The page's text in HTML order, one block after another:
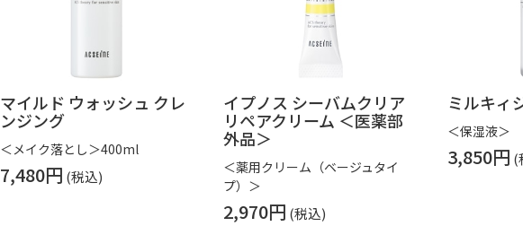
マイルド ウォッシュ クレ
ンジング
＜メイク落とし＞400ml
7,480円
イプノス シーバムクリア
リペアクリーム ＜医薬部
外品＞
＜薬用クリーム（ベージュタイ
プ）＞
2,970円
ミルキィ
＜保湿液＞
3,850円